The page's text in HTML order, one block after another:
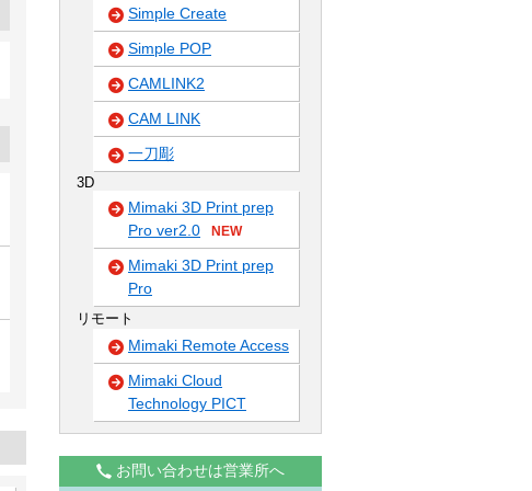
Simple Create
Simple POP
CAMLINK2
CAM LINK
一刀彫
3D
Mimaki 3D Print prep
Pro ver2.0
NEW
Mimaki 3D Print prep
Pro
リモート
Mimaki Remote Access
Mimaki Cloud
Technology PICT
お問い合わせは営業所へ